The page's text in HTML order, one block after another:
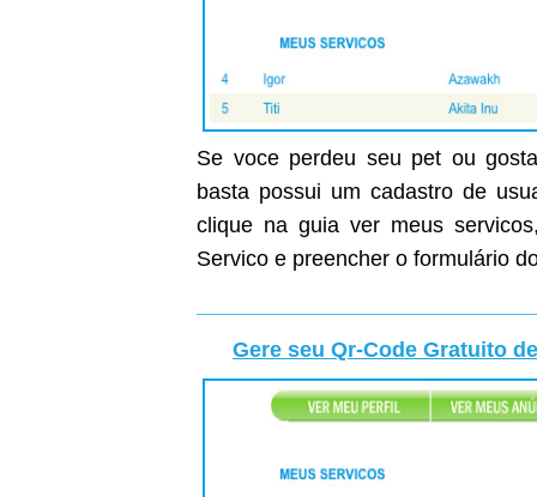
Se voce perdeu seu pet ou
basta possui um cadastro de
clique na guia ver meus
Servico e preencher o formulário
Gere seu Qr-Code Gratuito